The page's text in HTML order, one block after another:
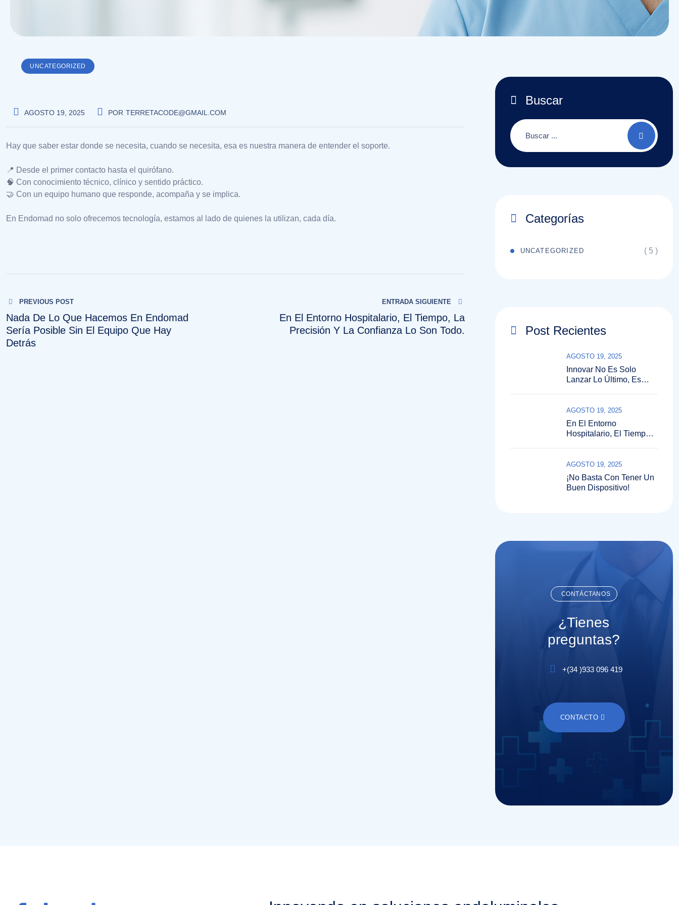
UNCATEGORIZED
AGOSTO 19, 2025 POR TERRETACODE@GMAIL.COM
Hay que saber estar donde se necesita, cuando se necesita, esa es nuestra manera de entender el soporte.
📍 Desde el primer contacto hasta el quirófano.
🧠 Con conocimiento técnico, clínico y sentido práctico.
🤝 Con un equipo humano que responde, acompaña y se implica.
En Endomad no solo ofrecemos tecnología, estamos al lado de quienes la utilizan, cada día.
de
entradas
PREVIOUS POST
Nada De Lo Que Hacemos En Endomad
Sería Posible Sin El Equipo Que Hay
Detrás
ENTRADA SIGUIENTE
En El Entorno Hospitalario, El Tiempo, La
Precisión Y La Confianza Lo Son Todo.
Buscar
Categorías
UNCATEGORIZED ( 5 )
Post Recientes
Innovar No Es Solo
Lanzar Lo Último, Es
Que Realmente Necesita
El Profesional.
AGOSTO 19, 2025
En El Entorno
Hospitalario, El Tiempo,
AGOSTO 19, 2025
¡No Basta Con Tener Un
Buen Dispositivo!
AGOSTO 19, 2025
CONTÁCTANOS
¿Tienes
preguntas?
+(34 )933 096 419
CONTACTO